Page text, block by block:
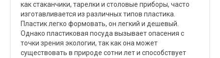
как стаканчики, тарелки и столовые приборы, часто
изготавливается из различных типов пластика.
Пластик легко формовать, он легкий и дешевый.
Однако пластиковая посуда вызывает опасения с
точки зрения экологии, так как она может
существовать в природе сотни лет и способствует